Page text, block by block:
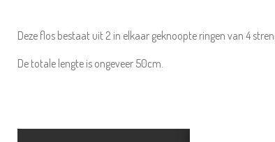
Deze flos bestaat uit 2 in elkaar geknoopte ringen van 4
De totale lengte is ongeveer 50cm.